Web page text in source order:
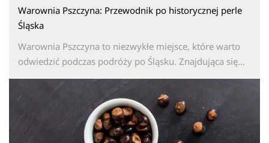
Warownia Pszczyna: Przewodnik po historycznej perle
Śląska
Warownia Pszczyna to niezwykłe miejsce, które warto
odwiedzić podczas podróży po Śląsku. Znajdująca się...